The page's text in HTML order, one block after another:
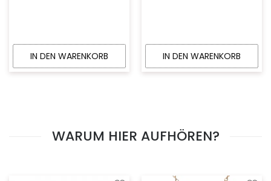
IN DEN WARENKORB IN DEN WARENKORB
WARUM HIER AUFHÖREN?